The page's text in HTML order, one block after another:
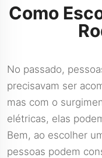
Como
No passado,
precisavam ser
mas com o
elétricas, elas
Bem, ao escolher
pessoas podem